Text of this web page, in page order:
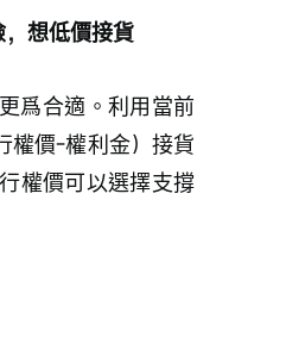
，想低價接貨
爲合適。利用當前
權價-權利金）接貨
權價可以選擇支撐